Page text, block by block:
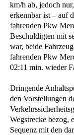
km/h ab, jedoch
erkennbar ist – auf
fahrenden Pkw
Beschuldigten mit
war, beide
fahrenden Pkw
02:11 min. wieder
Dringende
den Vorstellungen
Wegstrecke bezog,
Sequenz mit den